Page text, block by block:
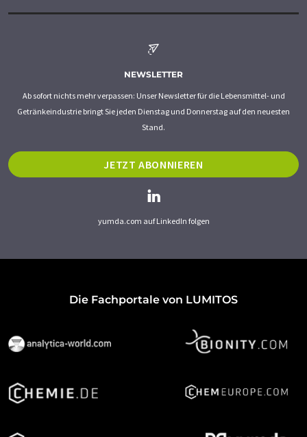
NEWSLETTER
Ab sofort nichts mehr verpassen: Unser Newsletter für die Lebensmittel- und
Getränkeindustrie bringt Sie jeden Dienstag und Donnerstag auf den neuesten
Stand.
JETZT ABONNIEREN
yumda.com auf LinkedIn folgen
Die Fachportale von LUMITOS